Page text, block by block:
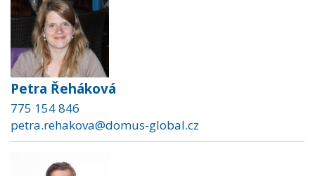
Petra Řeháková
775 154 846
petra.rehakova@domus-global.cz